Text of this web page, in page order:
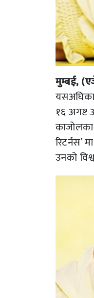
मुम्बई,
१६ अगष्ट
उनको